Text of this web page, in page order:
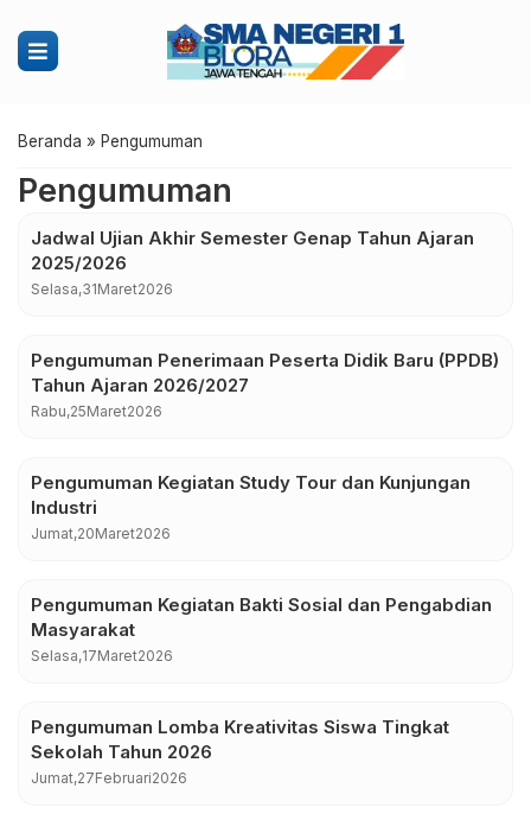
Beranda » Pengumuman
Pengumuman
Jadwal Ujian Akhir Semester Genap Tahun Ajaran
2025/2026
Selasa,31Maret2026
Pengumuman Penerimaan Peserta Didik Baru (PPDB)
Tahun Ajaran 2026/2027
Rabu,25Maret2026
Pengumuman Kegiatan Study Tour dan Kunjungan
Industri
Jumat,20Maret2026
Pengumuman Kegiatan Bakti Sosial dan Pengabdian
Masyarakat
Selasa,17Maret2026
Pengumuman Lomba Kreativitas Siswa Tingkat
Sekolah Tahun 2026
Jumat,27Februari2026